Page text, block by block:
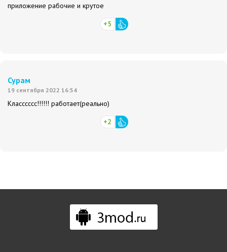
приложение рабочие и крутое
+5
Сурам
19 сентября 2022 16:54
Класссссс!!!!!! работает(реально)
+2